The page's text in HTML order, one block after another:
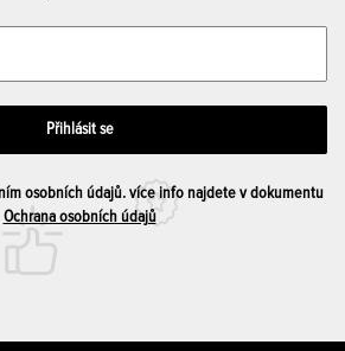
osobních údajů. více info najdete v dokumentu
Ochrana osobních údajů